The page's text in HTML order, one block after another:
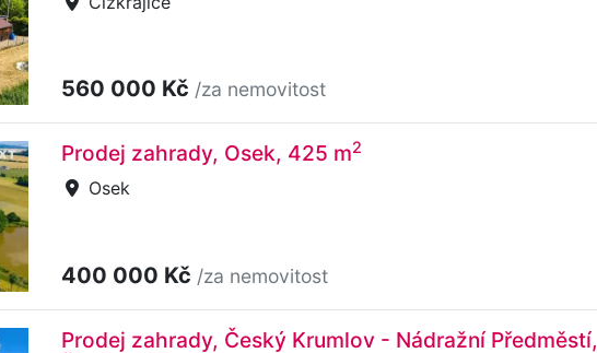
560 000 Kč /za nemovitost
Prodej zahrady, Osek, 425 m2
Osek
400 000 Kč /za nemovitost
Prodej zahrady, Český Krumlov - Nádražní Předměstí,